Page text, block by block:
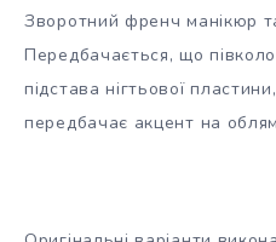
Зворотний френч манікюр
Передбачається, що
підстава нігтьової
передбачає акцент на